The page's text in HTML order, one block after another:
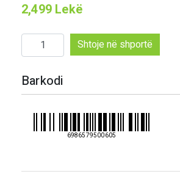
2,499 Lekë
Sasi
Lexical
flokesh
2000w
Shtoje në shportë
Barkodi
6986579500605